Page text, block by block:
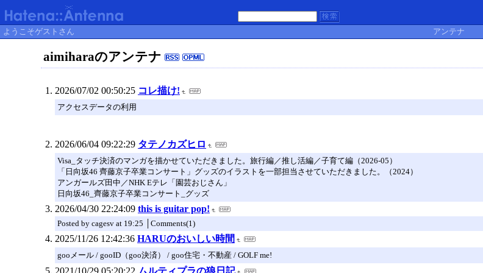
ようこそゲストさん アンテナ
aimiharaのアンテナ
2026/07/02 00:50:25 コレ描け!
アクセスデータの利用
2026/06/04 09:22:29 タテノカズヒロ
Visa_タッチ決済のマンガを描かせていただきました。旅行編／推し活編／子育て編（2026-05）
「日向坂46 齊藤京子卒業コンサート」グッズのイラストを一部担当させていただきました。（2024）
アンガールズ田中／NHK Eテレ「園芸おじさん」
日向坂46_齊藤京子卒業コンサート_グッズ
2026/04/30 22:24:09 this is guitar pop!
Posted by cagesv at 19:25 │Comments(1)
2025/11/26 12:42:36 HARUのおいしい時間
gooメール / gooID（goo決済） / goo住宅・不動産 / GOLF me!
2021/10/29 05:20:22 ムルティプラの狼日記